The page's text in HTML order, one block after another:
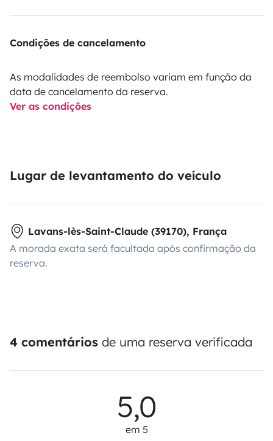
Condições de cancelamento
As modalidades de reembolso variam em função da
data de cancelamento da reserva.
Ver as condições
Lugar de levantamento do veículo
Lavans-lès-Saint-Claude (39170), França
A morada exata será facultada após confirmação da
reserva.
4 comentários de uma reserva verificada
5,0
em 5